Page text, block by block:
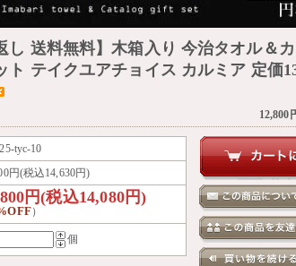
し 送料無料】木箱入り 今治タオル＆
ト テイクユアチョイス カルミア 定価
12,800
tyc-10
円(税込14,630円)
円(税込14,080円)
）
個